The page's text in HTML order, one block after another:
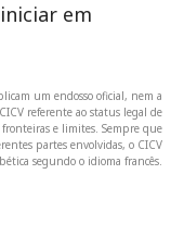
em
um endosso oficial, nem a
referente ao status legal de
e limites. Sempre que
partes envolvidas, o CICV
segundo o idioma francês.